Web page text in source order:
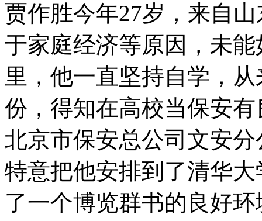
贾作胜今年27岁，来自
于家庭经济等原因，未
里，他一直坚持自学，
份，得知在高校当保安
北京市保安总公司文安
特意把他安排到了清华
了一个博览群书的良好